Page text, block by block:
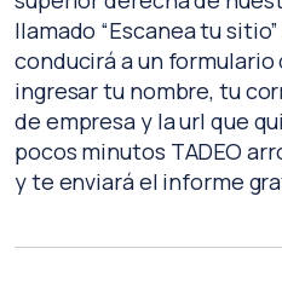
llamado “Escanea tu
conducirá a un formulario
ingresar tu nombre, tu
de empresa y la url que
pocos minutos TADEO
y te enviará el informe